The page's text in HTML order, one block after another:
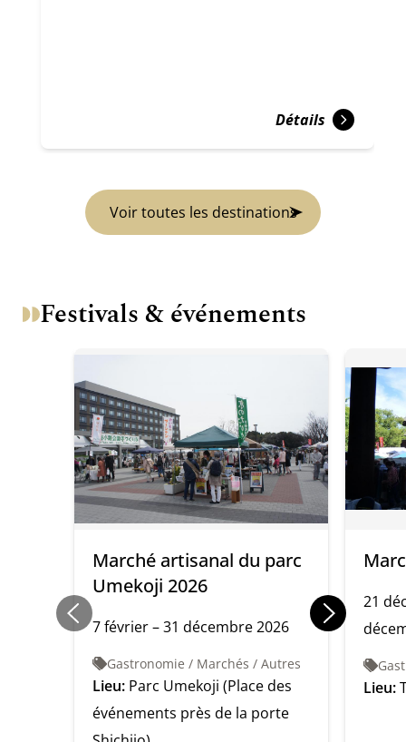
Détails
Voir toutes les destinations
Festivals & événements
Marché artisanal du parc
Umekoji 2026
7 février – 31 décembre 2026
Gastronomie / Marchés / Autres
Lieu: Parc Umekoji (Place des
événements près de la porte
21
Lieu: